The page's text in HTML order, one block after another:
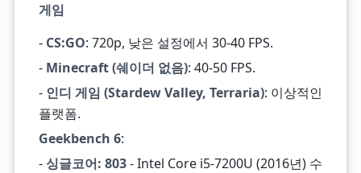
게임
- CS:GO: 720p, 낮은 설정에서 30-40 FPS.
- Minecraft (쉐이더 없음): 40-50 FPS.
- 인디 게임 (Stardew Valley, Terraria): 이상적인
플랫폼.
Geekbench 6:
- 싱글코어: 803- Intel Core i5-7200U (2016년) 수